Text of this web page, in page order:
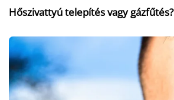
Hőszivattyú telepítés vagy gázfűtés?